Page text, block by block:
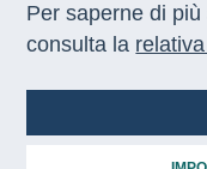
Sviluppo Lavoro
rappresenta un
di politica attiva
miglioramento
promozione del
Per saperne di
consulta la